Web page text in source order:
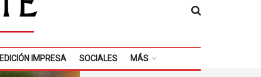
EDICIÓN IMPRESA SOCIALES MÁS